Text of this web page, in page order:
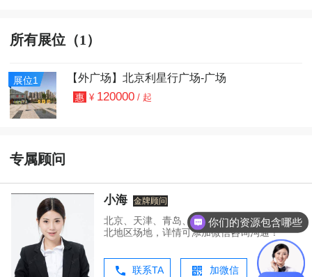
所有展位（1）
展位1 【外广场】北京利星行广场-广场
惠 ¥ 120000 / 起
专属顾问
小海 金牌顾问
北京、天津、青岛、济南、哈尔滨、沈阳等华
北地区场地，详情可添加微信咨询沟通！
联系TA 加微信
你们的资源包含哪些
价格是怎样的呢